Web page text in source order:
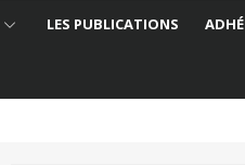
LES PUBLICATIONS